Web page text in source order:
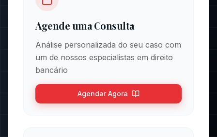
Agende uma Consulta
Análise personalizada do seu caso com
um de nossos especialistas em direito
bancário
Agendar Agora